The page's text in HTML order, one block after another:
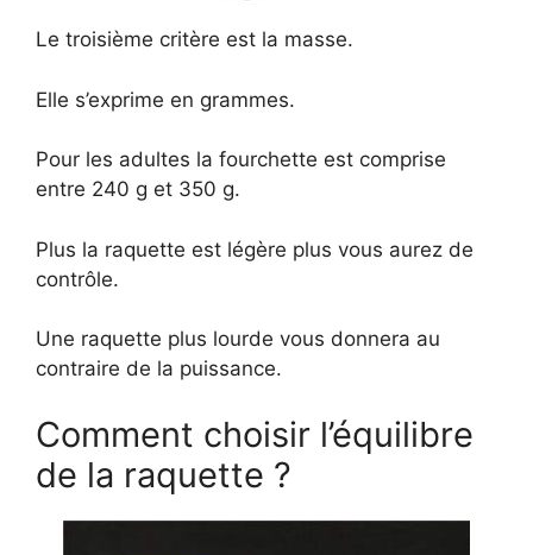
Le troisième critère est la masse.
Elle s’exprime en grammes.
Pour les adultes la fourchette est comprise
entre 240 g et 350 g.
Plus la raquette est légère plus vous aurez de
contrôle.
Une raquette plus lourde vous donnera au
contraire de la puissance.
Comment choisir l’équilibre
de la raquette ?